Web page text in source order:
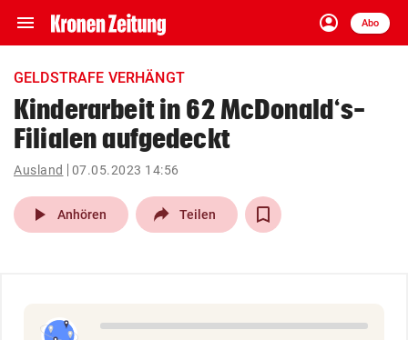
menu Navigation
ein-/ausklappen
account_circle
Anmelden
Abo
close Schließen
account_circle Anmelden
pin_drop
Wien arrow_right
search
eingeben
GELDSTRAFE VERHÄNGT
Kinderarbeit in 62 McDonald‘s-
Filialen aufgedeckt
Ausland 07.05.2023 14:56
play_arrow Anhören Teilen